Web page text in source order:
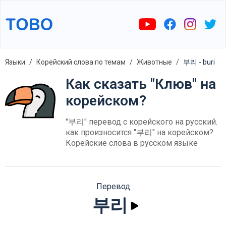
Языки Корейский слова по темам Животные 부리 - buri
Как сказать "Клюв" на
корейском?
"부리" перевод с корейского на русский.
как произносится "부리" на корейском?
Корейские слова в русском языке
Перевод
부리